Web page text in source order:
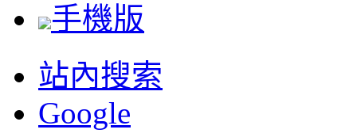
手機版
站內搜索
Google